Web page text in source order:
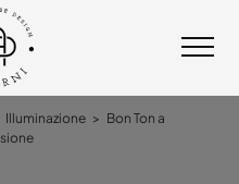
Illuminazione > Bon Ton a